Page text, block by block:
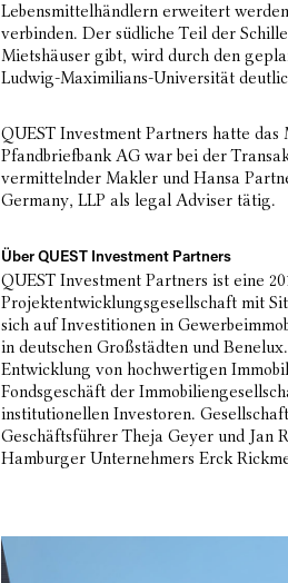
Lebensmittelhändlern erweitert
verbinden. Der südliche Teil der
Mietshäuser gibt, wird durch den
Ludwig-Maximilians-Universität
QUEST Investment Partners hatte
Pfandbriefbank AG war bei der
vermittelnder Makler und Hansa
Germany, LLP als legal Adviser tätig.
Über QUEST Investment Partners
QUEST Investment Partners ist eine
Projektentwicklungsgesellschaft mit
sich auf Investitionen in
in deutschen Großstädten und
Entwicklung von hochwertigen
Fondsgeschäft der
institutionellen Investoren.
Geschäftsführer Theja Geyer und Jan
Hamburger Unternehmers Erck